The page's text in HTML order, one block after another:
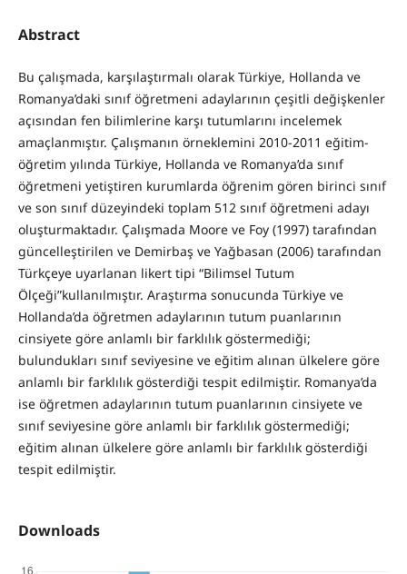
Abstract
Bu çalışmada, karşılaştırmalı olarak Türkiye, Hollanda ve
Romanya’daki sınıf öğretmeni adaylarının çeşitli değişkenler
açısından fen bilimlerine karşı tutumlarını incelemek
amaçlanmıştır. Çalışmanın örneklemini 2010-2011 eğitim-
öğretim yılında Türkiye, Hollanda ve Romanya’da sınıf
öğretmeni yetiştiren kurumlarda öğrenim gören birinci sınıf
ve son sınıf düzeyindeki toplam 512 sınıf öğretmeni adayı
oluşturmaktadır. Çalışmada Moore ve Foy (1997) tarafından
güncelleştirilen ve Demirbaş ve Yağbasan (2006) tarafından
Türkçeye uyarlanan likert tipi “Bilimsel Tutum
Ölçeği”kullanılmıştır. Araştırma sonucunda Türkiye ve
Hollanda’da öğretmen adaylarının tutum puanlarının
cinsiyete göre anlamlı bir farklılık göstermediği;
bulundukları sınıf seviyesine ve eğitim alınan ülkelere göre
anlamlı bir farklılık gösterdiği tespit edilmiştir. Romanya’da
ise öğretmen adaylarının tutum puanlarının cinsiyete ve
sınıf seviyesine göre anlamlı bir farklılık göstermediği;
eğitim alınan ülkelere göre anlamlı bir farklılık gösterdiği
tespit edilmiştir.
Downloads